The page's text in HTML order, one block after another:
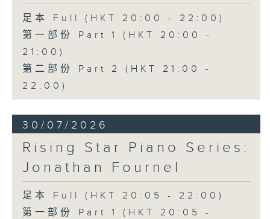
足本 Full (HKT 20:00 - 22:00)
第一部份 Part 1 (HKT 20:00 -
21:00)
第二部份 Part 2 (HKT 21:00 -
22:00)
30/07/2026
Rising Star Piano Series:
Jonathan Fournel
足本 Full (HKT 20:05 - 22:00)
第一部份 Part 1 (HKT 20:05 -